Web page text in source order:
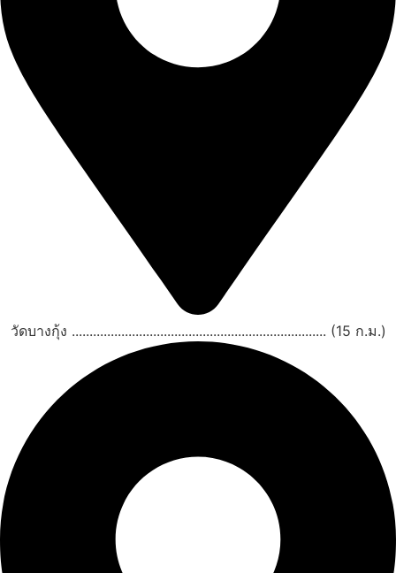
วัดบางกุ้ง ........................................................................ (15 ก.ม.)